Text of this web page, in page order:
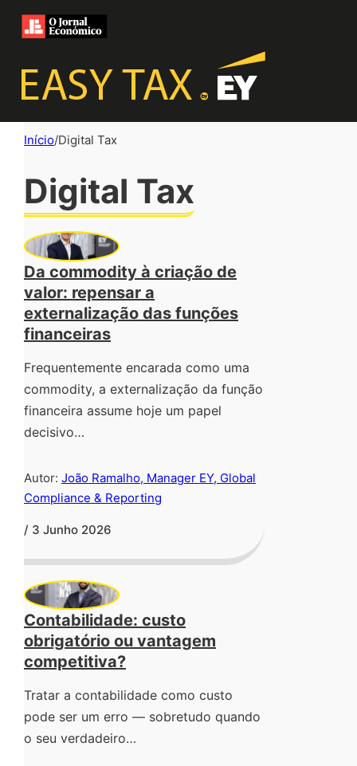
Início/Digital Tax
Digital Tax
Da commodity à criação de
valor: repensar a
externalização das funções
financeiras
Frequentemente encarada como uma
commodity, a externalização da função
financeira assume hoje um papel
decisivo…
Autor: João Ramalho, Manager EY, Global
Compliance & Reporting
/ 3 Junho 2026
Contabilidade: custo
obrigatório ou vantagem
competitiva?
Tratar a contabilidade como custo
pode ser um erro — sobretudo quando
o seu verdadeiro…